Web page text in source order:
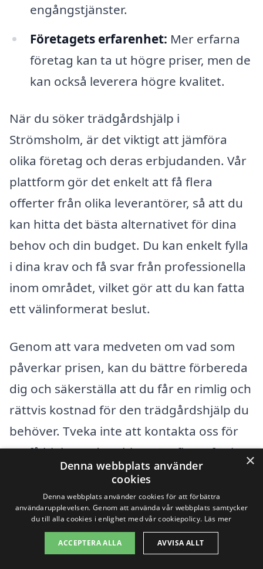
engångstjänster.
Företagets erfarenhet: Mer erfarna
företag kan ta ut högre priser, men de
kan också leverera högre kvalitet.
När du söker trädgårdshjälp i
Strömsholm, är det viktigt att jämföra
olika företag och deras erbjudanden. Vår
plattform gör det enkelt att få flera
offerter från olika leverantörer, så att du
kan hitta det bästa alternativet för dina
behov och din budget. Du kan enkelt fylla
i dina krav och få svar från professionella
inom området, vilket gör att du kan fatta
ett välinformerat beslut.
Genom att vara medveten om vad som
påverkar prisen, kan du bättre förbereda
dig och säkerställa att du får en rimlig och
rättvis kostnad för den trädgårdshjälp du
behöver. Tveka inte att kontakta oss för
att få hjälp med att hitta rätt firma för just
dina önskemål!
Få 3 erbjudanden, gratis och utan
förpliktelser
×
Denna webbplats använder
cookies
Denna webbplats använder cookies för att förbättra
användarupplevelsen. Genom att använda vår webbplats samtycker
du till alla cookies i enlighet med vår cookiepolicy. Läs mer
ACCEPTERA ALLA AVVISA ALLT